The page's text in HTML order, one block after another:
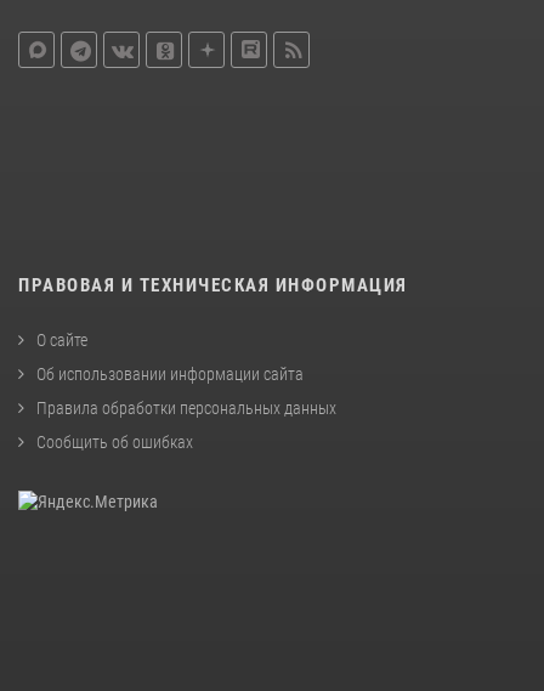
ПРАВОВАЯ И ТЕХНИЧЕСКАЯ ИНФОРМАЦИЯ
О сайте
Об использовании информации сайта
Правила обработки персональных данных
Сообщить об ошибках